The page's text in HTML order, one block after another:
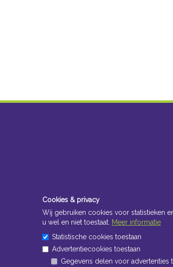
Cookies & privacy
Wij gebruiken cookies voor statistieken
u wel en niet toestaat. Meer informatie
Statistische cookies toestaan
Advertentiecookies toestaan
Gegevens delen voor advertenties